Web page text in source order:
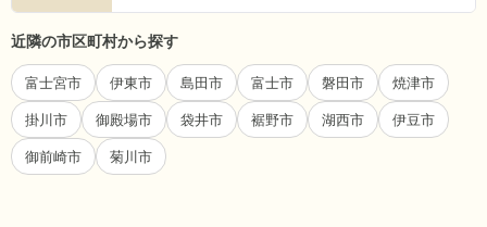
近隣の市区町村から探す
富士宮市 伊東市 島田市 富士市 磐田市 焼津市
掛川市 御殿場市 袋井市 裾野市 湖西市 伊豆市
御前崎市 菊川市